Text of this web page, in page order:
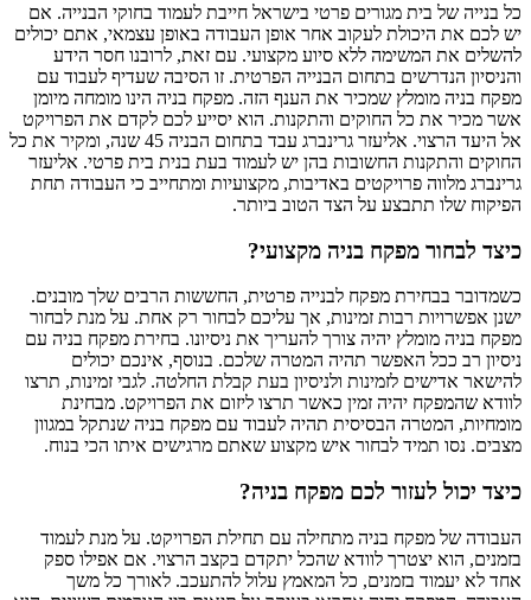
כל בנייה של בית מגורים פרטי בישראל חייבת לעמוד בחוקי הבנייה. אם
יש לכם את היכולת לעקוב אחר אופן העבודה באופן עצמאי, אתם יכולים
להשלים את המשימה ללא סיוע מקצועי. עם זאת, לרובנו חסר הידע
והניסיון הנדרשים בתחום הבנייה הפרטית. זו הסיבה שעדיף לעבוד עם
מפקח בניה מומלץ שמכיר את הענף הזה. מפקח בניה הינו מומחה מיומן
אשר מכיר את כל החוקים והתקנות. הוא יסייע לכם לקדם את הפרויקט
אל היעד הרצוי. אליעזר גרינברג עבד בתחום הבניה 45 שנה, ומקיר את כל
החוקים והתקנות החשובות בהן יש לעמוד בעת בנית בית פרטי. אליעזר
גרינברג מלווה פרויקטים באדיבות, מקצועיות ומתחייב כי העבודה תחת
הפיקוח שלו תתבצע על הצד הטוב ביותר.
כיצד לבחור מפקח בניה מקצועי?
כשמדובר בבחירת מפקח לבנייה פרטית, החששות הרבים שלך מובנים.
ישנן אפשרויות רבות זמינות, אך עליכם לבחור רק אחת. על מנת לבחור
מפקח בניה מומלץ יהיה צורך להעריך את ניסיונו. בחירת מפקח בניה עם
ניסיון רב ככל האפשר תהיה המטרה שלכם. בנוסף, אינכם יכולים
להישאר אדישים לזמינות ולניסיון בעת קבלת החלטה. לגבי זמינות, תרצו
לוודא שהמפקח יהיה זמין כאשר תרצו ליזום את הפרויקט. מבחינת
מומחיות, המטרה הבסיסית תהיה לעבוד עם מפקח בניה שנתקל במגוון
מצבים. נסו תמיד לבחור איש מקצוע שאתם מרגישים איתו הכי בנוח.
כיצד יכול לעזור לכם מפקח בניה?
העבודה של מפקח בניה מתחילה עם תחילת הפרויקט. על מנת לעמוד
בזמנים, הוא יצטרך לוודא שהכל יתקדם בקצב הרצוי. אם אפילו ספק
אחד לא יעמוד בזמנים, כל המאמץ עלול להתעכב. לאורך כל משך